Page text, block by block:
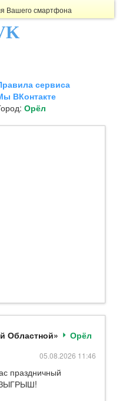
Вашего смартфона
сервиса
ВКонтакте
Орёл
Областной» Орёл
05.08.2026 11:46
праздничный